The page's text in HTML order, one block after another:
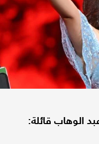
الوهاب قائلة: